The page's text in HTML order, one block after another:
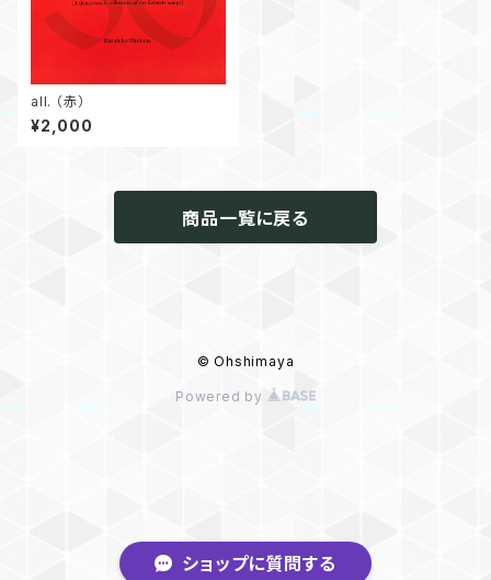
ショップに質問する
all. （赤）
¥2,000
商品一覧に戻る
© Ohshimaya
Powered by